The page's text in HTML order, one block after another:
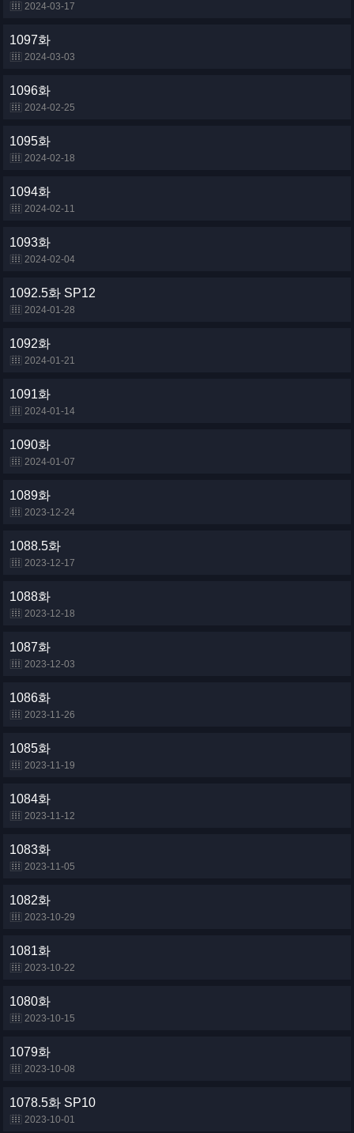
2024-03-17
1097화
2024-03-03
1096화
2024-02-25
1095화
2024-02-18
1094화
2024-02-11
1093화
2024-02-04
1092.5화 SP12
2024-01-28
1092화
2024-01-21
1091화
2024-01-14
1090화
2024-01-07
1089화
2023-12-24
1088.5화
2023-12-17
1088화
2023-12-18
1087화
2023-12-03
1086화
2023-11-26
1085화
2023-11-19
1084화
2023-11-12
1083화
2023-11-05
1082화
2023-10-29
1081화
2023-10-22
1080화
2023-10-15
1079화
2023-10-08
1078.5화 SP10
2023-10-01